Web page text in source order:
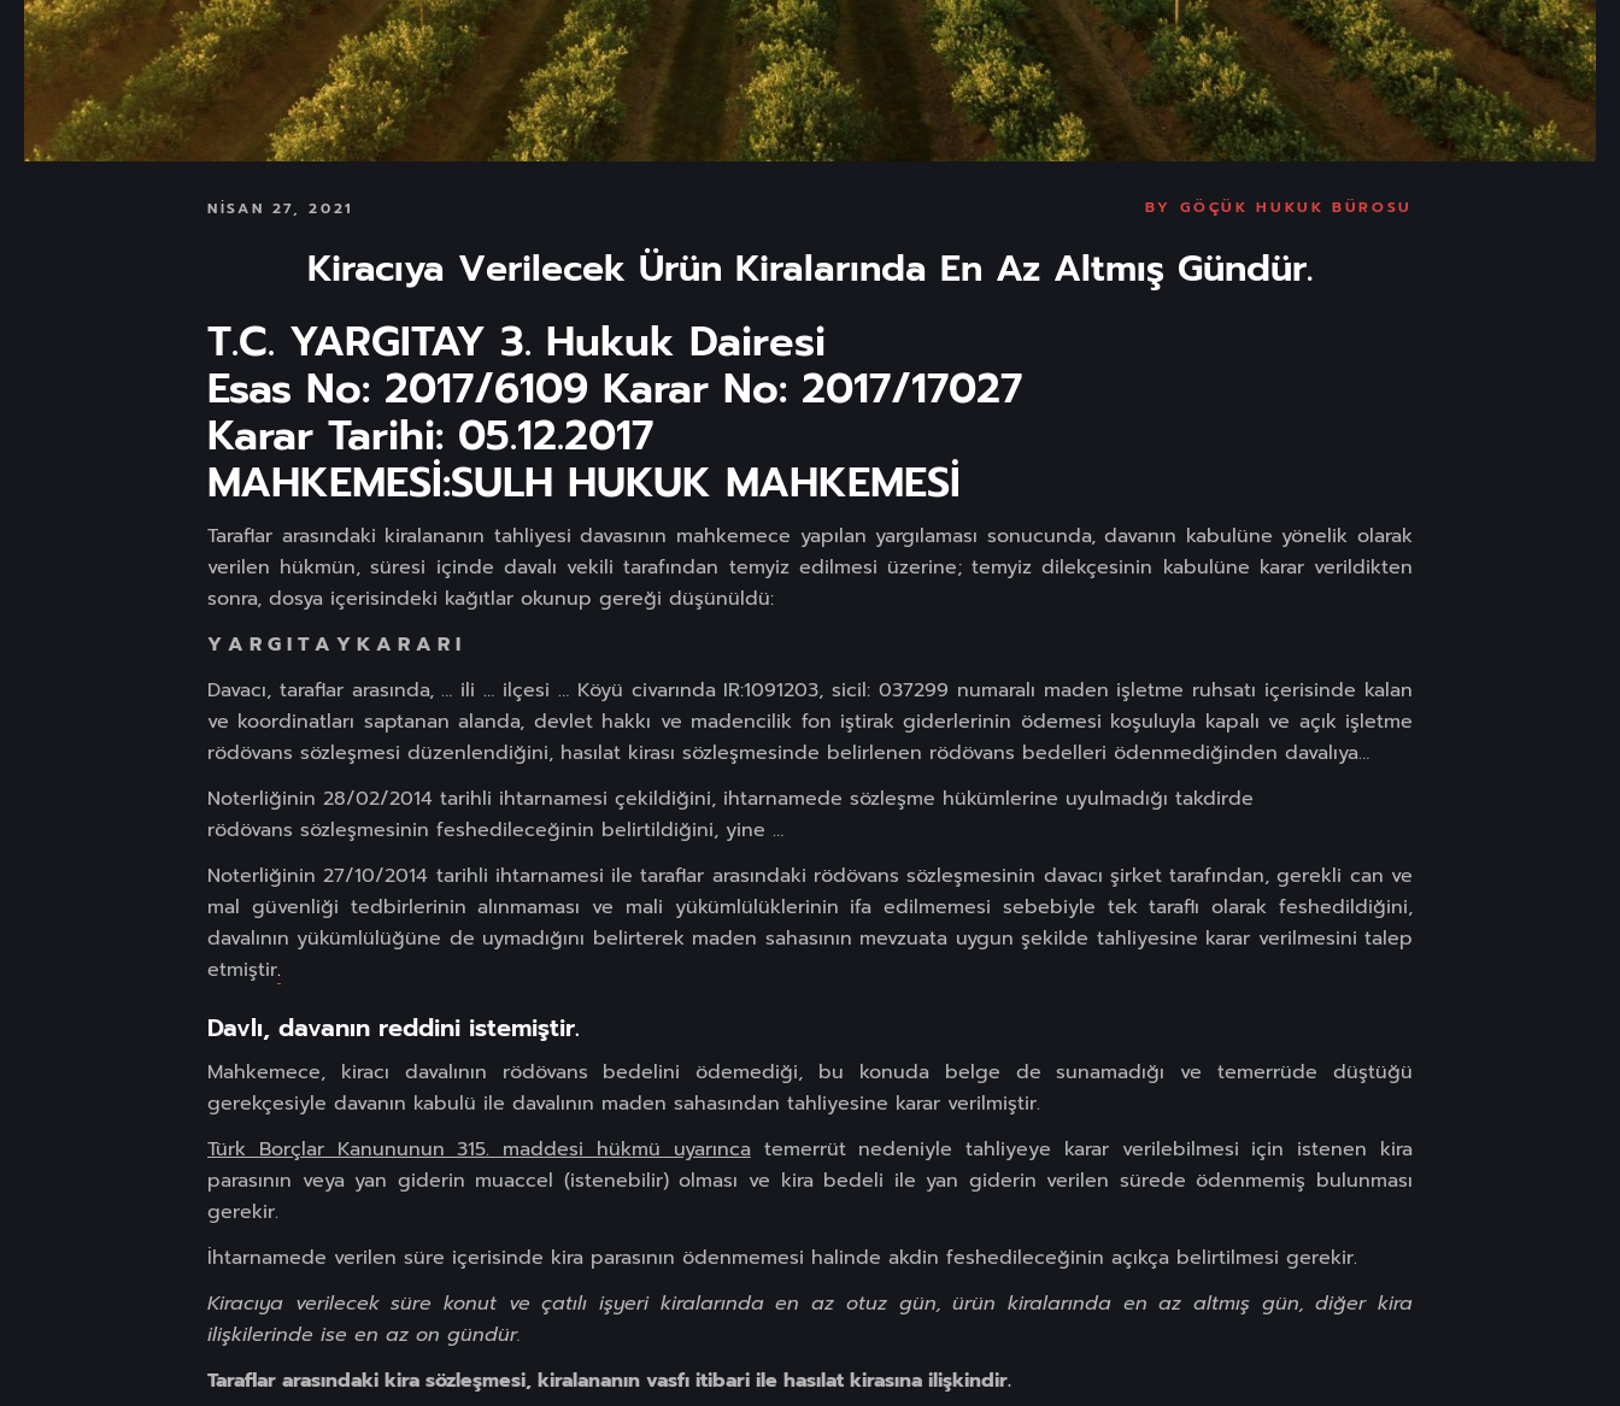
NISAN 27, 2021 BY GÖÇÜK HUKUK BÜROSU
Kiracıya Verilecek Ürün Kiralarında En Az Altmış Gündür.
T.C. YARGITAY 3. Hukuk Dairesi
Esas No: 2017/6109 Karar No: 2017/17027
Karar Tarihi: 05.12.2017
MAHKEMESİ:SULH HUKUK MAHKEMESİ
Taraflar arasındaki kiralananın tahliyesi davasının mahkemece yapılan yargılaması sonucunda, davanın kabulüne yönelik olarak
verilen hükmün, süresi içinde davalı vekili tarafından temyiz edilmesi üzerine; temyiz dilekçesinin kabulüne karar verildikten
sonra, dosya içerisindeki kağıtlar okunup gereği düşünüldü:
Y A R G I T A Y K A R A R I
Davacı, taraflar arasında, … ili … ilçesi … Köyü civarında IR:1091203, sicil: 037299 numaralı maden işletme ruhsatı içerisinde kalan
ve koordinatları saptanan alanda, devlet hakkı ve madencilik fon iştirak giderlerinin ödemesi koşuluyla kapalı ve açık işletme
rödövans sözleşmesi düzenlendiğini, hasılat kirası sözleşmesinde belirlenen rödövans bedelleri ödenmediğinden davalıya…
Noterliğinin 28/02/2014 tarihli ihtarnamesi çekildiğini, ihtarnamede sözleşme hükümlerine uyulmadığı takdirde
rödövans sözleşmesinin feshedileceğinin belirtildiğini, yine …
Noterliğinin 27/10/2014 tarihli ihtarnamesi ile taraflar arasındaki rödövans sözleşmesinin davacı şirket tarafından, gerekli can ve
mal güvenliği tedbirlerinin alınmaması ve mali yükümlülüklerinin ifa edilmemesi sebebiyle tek taraflı olarak feshedildiğini,
davalının yükümlülüğüne de uymadığını belirterek maden sahasının mevzuata uygun şekilde tahliyesine karar verilmesini talep
etmiştir.
Davlı, davanın reddini istemiştir.
Mahkemece, kiracı davalının rödövans bedelini ödemediği, bu konuda belge de sunamadığı ve temerrüde düştüğü
gerekçesiyle davanın kabulü ile davalının maden sahasından tahliyesine karar verilmiştir.
Türk Borçlar Kanununun 315. maddesi hükmü uyarıncatemerrüt nedeniyle tahliyeye karar verilebilmesi için istenen kira
parasının veya yan giderin muaccel (istenebilir) olması ve kira bedeli ile yan giderin verilen sürede ödenmemiş bulunması
gerekir.
İhtarnamede verilen süre içerisinde kira parasının ödenmemesi halinde akdin feshedileceğinin açıkça belirtilmesi gerekir.
Kiracıya verilecek süre konut ve çatılı işyeri kiralarında en az otuz gün, ürün kiralarında en az altmış gün, diğer kira
ilişkilerinde ise en az on gündür.
Taraflar arasındaki kira sözleşmesi, kiralananın vasfı itibari ile hasılat kirasına ilişkindir.